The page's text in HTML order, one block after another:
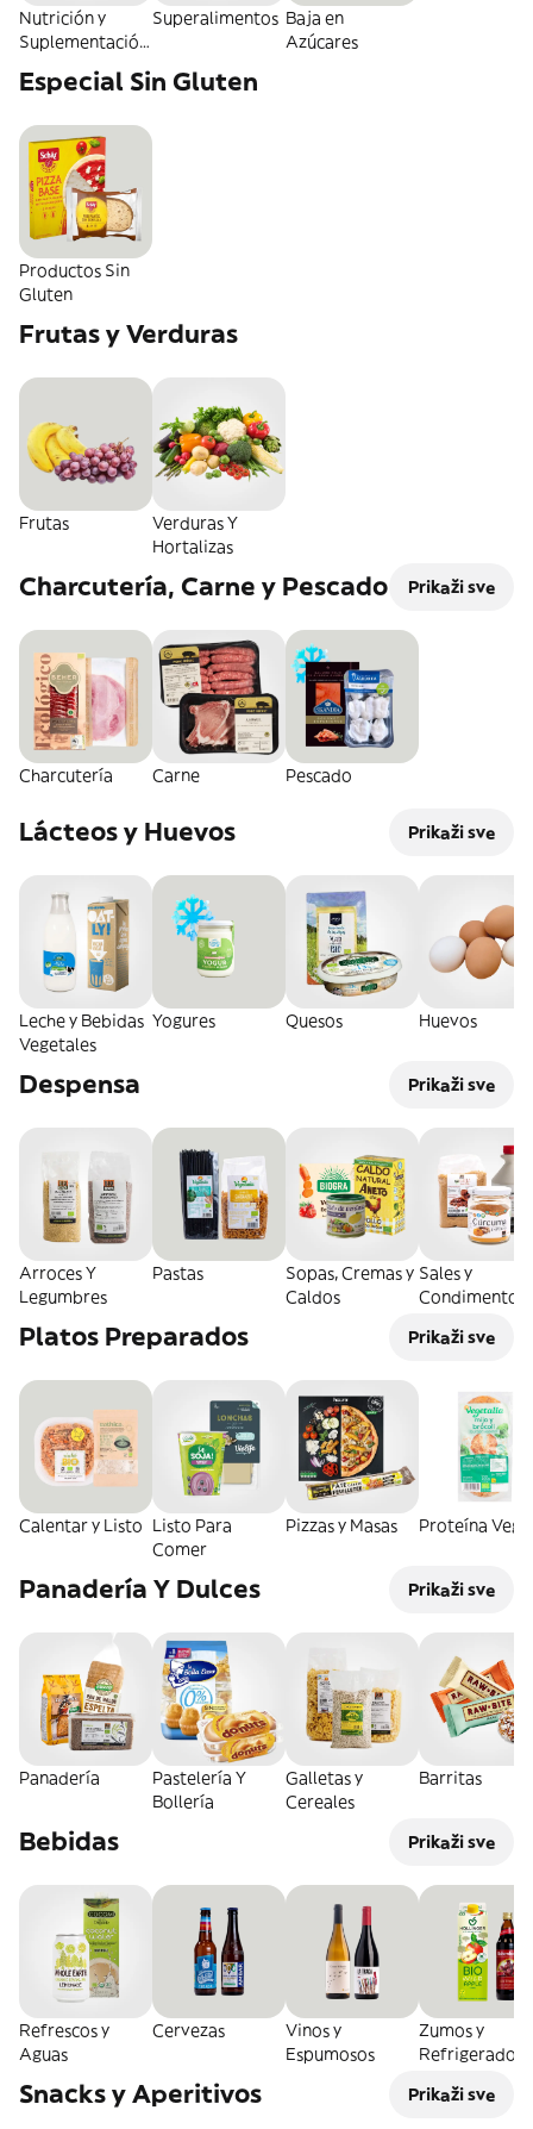
Nutrición y
Suplementación
Deportiva
Superalimentos Baja en
Azúcares
Especial Sin Gluten
Productos Sin
Gluten
Frutas y Verduras
Frutas
Verduras Y
Hortalizas
Charcutería, Carne y Pescado Prikaži sve
Charcutería Carne Pescado
Lácteos y Huevos Prikaži sve
Leche y Bebidas
Vegetales
Yogures Quesos Huevos
Despensa Prikaži sve
Arroces Y
Legumbres
Pastas
Sopas, Cremas y
Caldos
Sales y
Condimentos
Platos Preparados Prikaži sve
Calentar y Listo Listo Para
Comer
Pizzas y Masas Proteína
Panadería Y Dulces Prikaži sve
Panadería
Pastelería Y
Bollería
Galletas y
Cereales
Barritas
Bebidas Prikaži sve
Refrescos y
Aguas
Cervezas
Vinos y
Espumosos
Zumos y
Refrigerados
Snacks y Aperitivos Prikaži sve